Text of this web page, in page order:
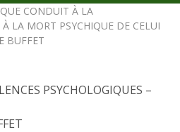
CONDUIT À LA
LA MORT PSYCHIQUE DE CELUI
BUFFET
PSYCHOLOGIQUES –